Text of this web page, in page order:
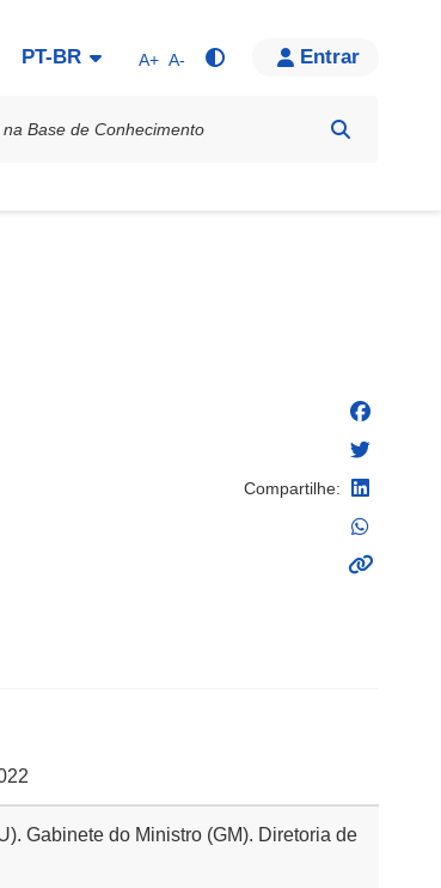
PT-BR A+ A- Entrar
Compartilhe:
Gabinete do Ministro (GM). Diretoria de